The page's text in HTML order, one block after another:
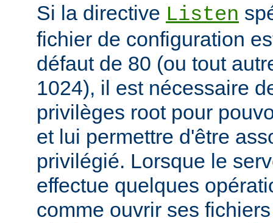
Si la directive Listen
fichier de configuration
défaut de 80 (ou tout
1024), il est nécessaire
privilèges root pour
et lui permettre d'être
privilégié. Lorsque le
effectue quelques
comme ouvrir ses